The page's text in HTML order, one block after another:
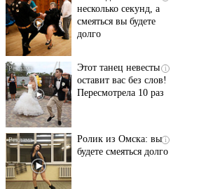
смеяться вы будете
долго
оставит вас без слов!
Пересмотрела 10 раз
будете смеяться долго